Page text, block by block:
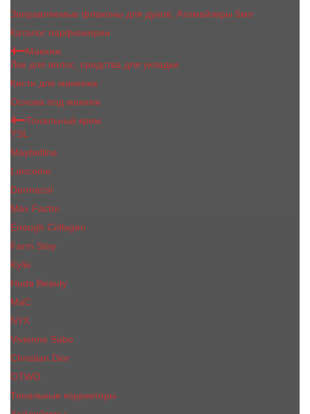
Заправляемые флаконы для духов, Атомайзеры 5мл
Каталог парфюмерии
Макияж
Лак для волос, средства для укладки
Кисти для макияжа
Основа под макияж
Тональный крем
YSL
Maybelline
Lancome
Dermacol
Max Factor
Enough Collagen
Farm Stay
Kylie
Huda Beauty
МаС
NYX
Vivienne Sabo
Сhristiаn Diоr
OTWO
Тональные корректоры